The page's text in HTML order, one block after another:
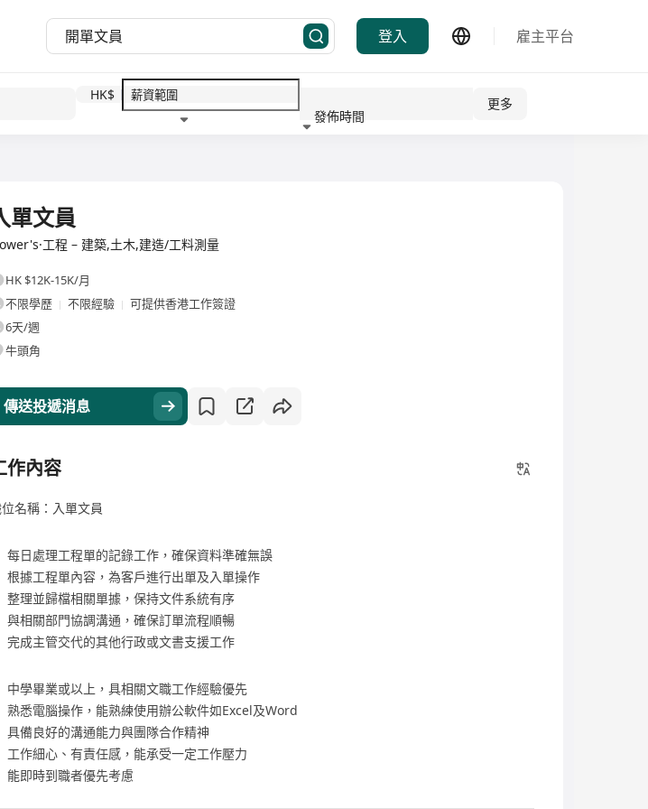
登入 雇主平台
HK$
發佈時間
更多
單文員
工程 – 建築,土木,建造/工料測量
HK $12K-15K/月
不限學歷
不限經驗
可提供香港工作簽證
6天/週
牛頭角
傳送投遞消息
作內容
名稱：入單文員
每日處理工程單的記錄工作，確保資料準確無誤
根據工程單內容，為客戶進行出單及入單操作
整理並歸檔相關單據，保持文件系統有序
與相關部門協調溝通，確保訂單流程順暢
完成主管交代的其他行政或文書支援工作
中學畢業或以上，具相關文職工作經驗優先
熟悉電腦操作，能熟練使用辦公軟件如Excel及Word
具備良好的溝通能力與團隊合作精神
工作細心、有責任感，能承受一定工作壓力
能即時到職者優先考慮